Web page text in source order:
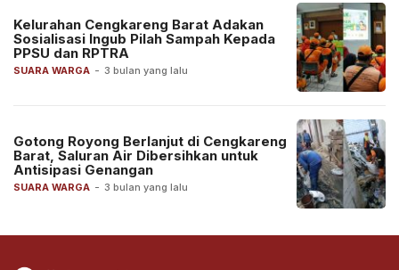
SUARA WARGA - 3 bulan yang lalu
Kelurahan Cengkareng Barat Adakan
Sosialisasi Ingub Pilah Sampah Kepada
PPSU dan RPTRA
SUARA WARGA - 3 bulan yang lalu
Gotong Royong Berlanjut di Cengkareng
Barat, Saluran Air Dibersihkan untuk
Antisipasi Genangan